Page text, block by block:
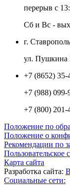
перерыв с
Сб и Вс -
г.
ул. Пушкина
+7 (8652) 35-
+7 (988) 099-
+7 (800) 201-
Положение по
Положение о
Рекомендации по
Пользовательское
Карта сайта
Разработка сайта:
Социальные сети: